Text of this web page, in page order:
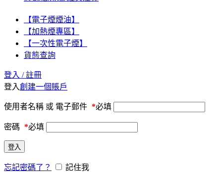
【電子煙煙油】
【加熱煙專區】
【一次性電子煙】
貨態查詢
登入 / 註冊
登入創建一個賬戶
使用者名稱 或 電子郵件 *必填
密碼 *必填
登入
忘記密碼了？
記住我